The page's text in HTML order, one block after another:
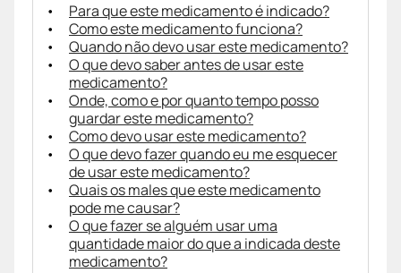
Para que este medicamento é indicado?
Como este medicamento funciona?
Quando não devo usar este medicamento?
O que devo saber antes de usar este
medicamento?
Onde, como e por quanto tempo posso
guardar este medicamento?
Como devo usar este medicamento?
O que devo fazer quando eu me esquecer
de usar este medicamento?
Quais os males que este medicamento
pode me causar?
O que fazer se alguém usar uma
quantidade maior do que a indicada deste
medicamento?